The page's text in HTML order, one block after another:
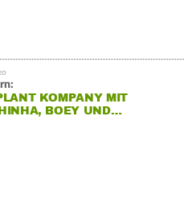
KOMPANY MIT
BOEY UND…